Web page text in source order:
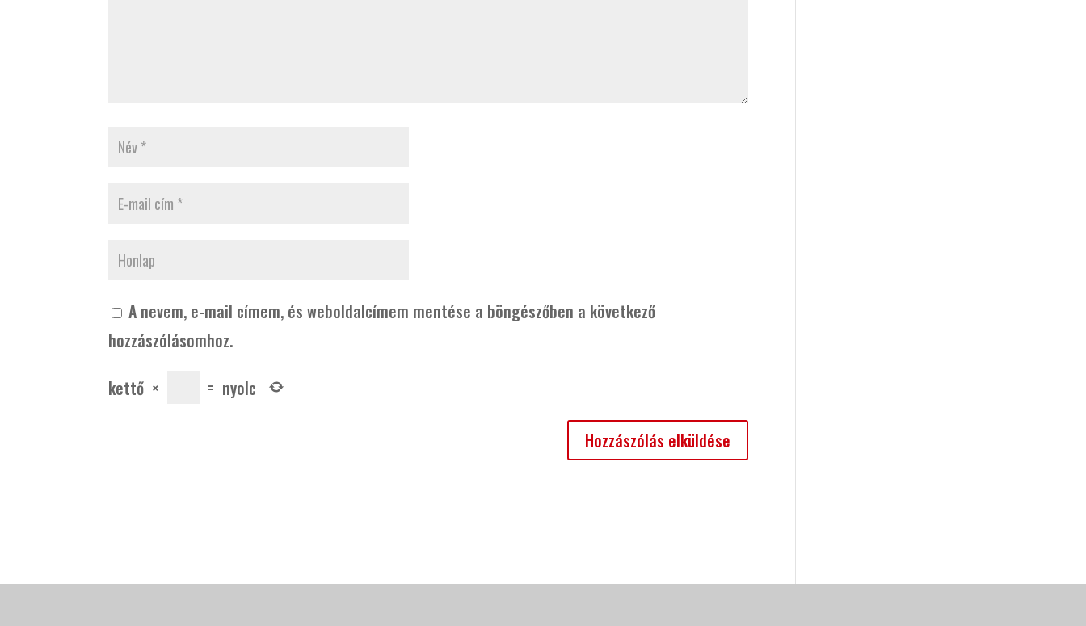
A nevem, e-mail címem, és weboldalcímem mentése a böngészőben a következő
hozzászólásomhoz.
kettő × = nyolc